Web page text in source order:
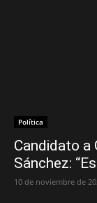
Política
Candidato a
Sánchez:
10 de noviembre de